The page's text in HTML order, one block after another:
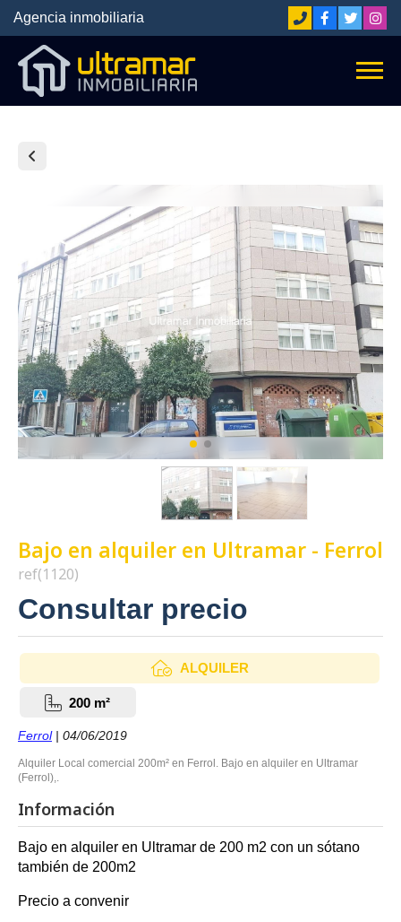
Agencia inmobiliaria
Bajo en alquiler en Ultramar - Ferrol
ref(1120)
Consultar precio
ALQUILER
200 m²
Ferrol| 04/06/2019
Alquiler Local comercial 200m² en Ferrol. Bajo en alquiler en Ultramar
(Ferrol),.
Información
Bajo en alquiler en Ultramar de 200 m2 con un sótano
también de 200m2
Precio a convenir